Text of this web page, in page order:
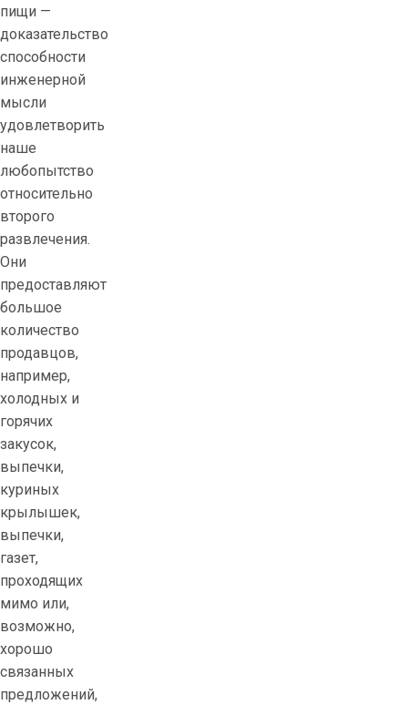
пищи —
доказательство
способности
инженерной
мысли
удовлетворить
наше
любопытство
относительно
второго
развлечения.
Они
предоставляют
большое
количество
продавцов,
например,
холодных и
горячих
закусок,
выпечки,
куриных
крылышек,
выпечки,
газет,
проходящих
мимо или,
возможно,
хорошо
связанных
предложений,